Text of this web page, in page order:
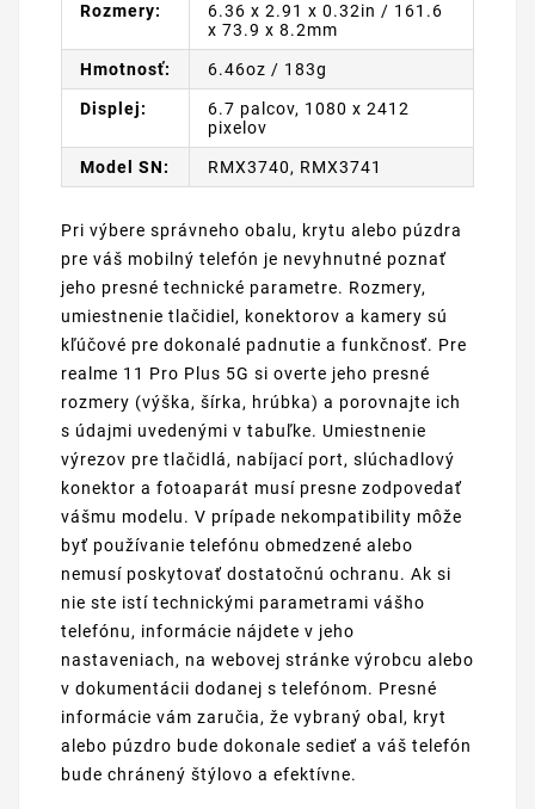
Rozmery:
6.36 x 2.91 x 0.32in / 161.6
x 73.9 x 8.2mm
Hmotnosť: 6.46oz / 183g
Displej:
6.7 palcov, 1080 x 2412
pixelov
Model SN: RMX3740, RMX3741
Pri výbere správneho obalu, krytu alebo púzdra
pre váš mobilný telefón je nevyhnutné poznať
jeho presné technické parametre. Rozmery,
umiestnenie tlačidiel, konektorov a kamery sú
kľúčové pre dokonalé padnutie a funkčnosť. Pre
realme 11 Pro Plus 5G si overte jeho presné
rozmery (výška, šírka, hrúbka) a porovnajte ich
s údajmi uvedenými v tabuľke. Umiestnenie
výrezov pre tlačidlá, nabíjací port, slúchadlový
konektor a fotoaparát musí presne zodpovedať
vášmu modelu. V prípade nekompatibility môže
byť používanie telefónu obmedzené alebo
nemusí poskytovať dostatočnú ochranu. Ak si
nie ste istí technickými parametrami vášho
telefónu, informácie nájdete v jeho
nastaveniach, na webovej stránke výrobcu alebo
v dokumentácii dodanej s telefónom. Presné
informácie vám zaručia, že vybraný obal, kryt
alebo púzdro bude dokonale sedieť a váš telefón
bude chránený štýlovo a efektívne.